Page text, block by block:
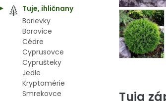
Tuja
Tuje, ihličnany
Borievky
Borovice
Cédre
Cyprusovce
Cyprušteky
Jedle
Kryptomérie
Smrekovce